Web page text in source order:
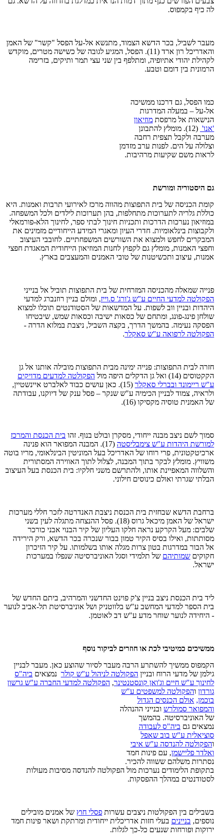
לה כיף בקמפוס.
מעבר לשביל, בכר הדשא הצמוד, מתנשא אל-על הפסל "קשר" של האמן
והאדריכל רון ארד (11). הפסל, המגיע לגובה של כשישה מטרים, מוקדש
לקהילת יהודי אתיופיה, ומתלפף בין שני עצי תמר ותיקים, בזרימה
הרמונית בין דומם וטבע.
כמו הפסל, גם דרכנו ממשיכה
אל-על – במעלה המדרגות
הנישאות אל מרפסת מוזיאון
'אנו'
(12). מומלץ להתבונן
מערבה ולקבל תצפית רחבה
וצלולה על הים. לפנות ערב מזדמן
לראות משם שקיעות מרהיבות.
גם היסטוריה ומורשת
קומת הכניסה של בית התפוצות מהווה מרכז לאירועי תרבות ואמנות. היא
כוללת גלריה לתערוכות מתחלפות, בהן תערוכות לילדים ולכל המשפחה.
במוזיאון נערכות הדרכות ותכניות חינוך לבתי ספר, לחינוך הלא-פורמאלי
ולקבוצות בינלאומיות. חדרי העיון ומאגרי המידע הייחודיים מזמינים את
המבקרים לחפש ולמצוא את השורשים המשפחתיים. לחובבי העיצוב
וחפצי האמנות, מומלץ גם לקפוץ לחנות המוזיאון הייחודית המאגדת חפצי
אמנות, עיצוב ותכשיטנות של טובי האמנים והמעצבים בארץ.
פנייה שמאלה מהכניסה המזרחית של בית התפוצות תוביל אל בנייני
הפקולטה למדעי החיים ע"ש ג'ורג' ס.וייז, ומולם בניין רוזנברג למדעי
היהדות ובניין ווב לשפות. על המדשאות של הסטודנטים תוכלו למצוא
שולחן פינג-פונג, ומתחם של כסאות ישיבה וכסאות שמש, שיבטיחו
הפסקה נעימה. בהמשך הדרך, בקצה השביל, ניצבת במלוא הדרה -
הפקולטה לרפואה ע"ש סאקלר.
חזרה לבית התפוצות: פנייה ימינה מבית התפוצות מובילה אותנו אל גן
הקקטוסים (14) ואל גן הדקלים היפה מול
הפקולטה למדעים מדויקים
ע"ש ריימונד ובברלי סאקלר
(15). כאן עושים כבוד לאלברט איינשטיין,
ולראיה, צמוד לבניין הכימיה ע"ש שנקר – פסל ענק של דיוקנו, עבודתה
של האמנית טוסיה מקסיקו (16).
סמוך לשם ניצב מבנה ייחודי, מסקרן ובולט בנוף. זהו בית הכנסת והמרכז
למורשת היהדות ע"ש צימבליסטה
(17). המבנה המפואר הוא פנינה
ארכיטקטונית, פרי רוחו של האדריכל בעל המוניטין הבינלאומי, מריו בוטה
משוויץ. מומלץ לבקר בתוך המבנה, לצלול לתוך האווירה המסתורית
והשלווה המאפיינת אותו, ולהתרשם משני חלקיו: בית הכנסת בעל העיצוב
הבלתי שגרתי ואולם כינוסים חילוני.
ברחבת הדשא שבחזית בית הכנסת ניצבת האנדרטה לזכר חללי מערכות
ישראל של האמן מיכאל גרוס (18). פסל ההנצחה מתגלה לעין בשני
שלבים: מעל הקרקע נראה חלקו העליון של קיר הבנוי אבני כורכר
מסותתות, ואילו בסיס הקיר טמון בבור שנכרה בכר הדשא, ורק הירידה
אל הבור במדרגות בטון צרות מגלה אותו בשלמותו. על קיר הזיכרון
חקוקים שמותיהם של תלמידי וסגל האוניברסיטה שנפלו במערכות
ישראל.
ליד בית הכנסת ניצב בניין צ'ק פוינט החדשני והמרהיב, ביתם החדש של
בית הספר למדעי המחשב ע"ש בלווטניק ושל אוניברסיטת תל-אביב לנוער
- היחידה לנוער שוחר מדע ע"ש דב לאוטמן.
ממשיכים כמיטיבי לכת או חוזרים לביקור נוסף
הקמפוס ממשיך להשתרע הרבה מעבר לסיור שהוצע כאן. מעבר לבניין
גילמן של מדעי הרוח ובניין הפקולטה לניהול ע"ש קולר נמצאים ביה"ס
לחינוך ע"ש חיים וג'ואן קונסטנטינר, הפקולטה למדעי החברה ע"ש גרשון
גורדון והפקולטה למשפטים ע"ש
בוכמן, אולם הכנסים הגדול
והמפואר סמולרש ובנייני ההנהלה
של האוניברסיטה. בהמשך
נמצאים גם ביה"ס לעבודה
סוציאלית ע"ש בוב שאפל
והפקולטה להנדסה ע"ש איבי
ואלדר פליישמן, עם פינות חמד
נסתרות משלהם ששווה להכיר.
בתקופת הלימודים נערכות מול הפקולטה להנדסה מסיבות מעולות
לסטודנטים במהלך ההפסקות.
בשבילים בין הפקולטות ניצבים עשרות פסלי חוץ של אמנים מובילים
נוספים, בניינים בעלי חזות אדריכלית ייחודית ומרתקת ושאר פינות חמד
ירוקות ופורחות שנעים כל-כך לגלות.